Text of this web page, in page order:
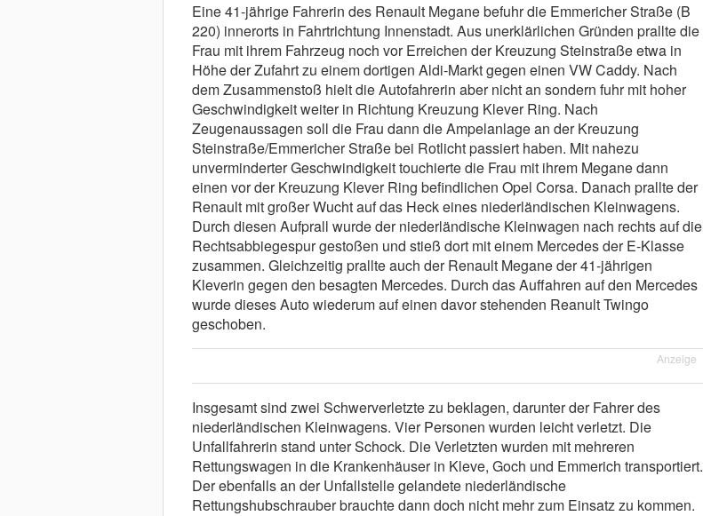
Eine 41-jährige Fahrerin des Renault Megane befuhr die Emmericher Straße (B
220) innerorts in Fahrtrichtung Innenstadt. Aus unerklärlichen Gründen prallte die
Frau mit ihrem Fahrzeug noch vor Erreichen der Kreuzung Steinstraße etwa in
Höhe der Zufahrt zu einem dortigen Aldi-Markt gegen einen VW Caddy. Nach
dem Zusammenstoß hielt die Autofahrerin aber nicht an sondern fuhr mit hoher
Geschwindigkeit weiter in Richtung Kreuzung Klever Ring. Nach
Zeugenaussagen soll die Frau dann die Ampelanlage an der Kreuzung
Steinstraße/Emmericher Straße bei Rotlicht passiert haben. Mit nahezu
unverminderter Geschwindigkeit touchierte die Frau mit ihrem Megane dann
einen vor der Kreuzung Klever Ring befindlichen Opel Corsa. Danach prallte der
Renault mit großer Wucht auf das Heck eines niederländischen Kleinwagens.
Durch diesen Aufprall wurde der niederländische Kleinwagen nach rechts auf die
Rechtsabbiegespur gestoßen und stieß dort mit einem Mercedes der E-Klasse
zusammen. Gleichzeitig prallte auch der Renault Megane der 41-jährigen
Kleverin gegen den besagten Mercedes. Durch das Auffahren auf den Mercedes
wurde dieses Auto wiederum auf einen davor stehenden Reanult Twingo
geschoben.
Anzeige
Insgesamt sind zwei Schwerverletzte zu beklagen, darunter der Fahrer des
niederländischen Kleinwagens. Vier Personen wurden leicht verletzt. Die
Unfallfahrerin stand unter Schock. Die Verletzten wurden mit mehreren
Rettungswagen in die Krankenhäuser in Kleve, Goch und Emmerich transportiert.
Der ebenfalls an der Unfallstelle gelandete niederländische
Rettungshubschrauber brauchte dann doch nicht mehr zum Einsatz zu kommen.